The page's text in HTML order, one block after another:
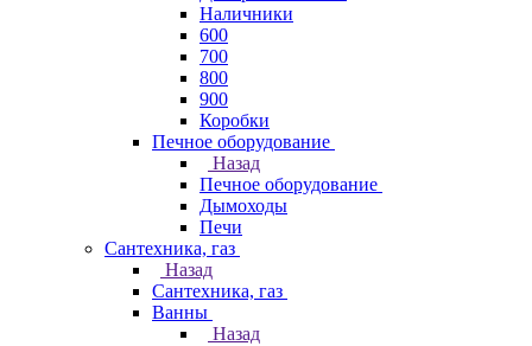
Наличники
600
700
800
900
Коробки
Печное оборудование
Назад
Печное оборудование
Дымоходы
Печи
Сантехника, газ
Назад
Сантехника, газ
Ванны
Назад